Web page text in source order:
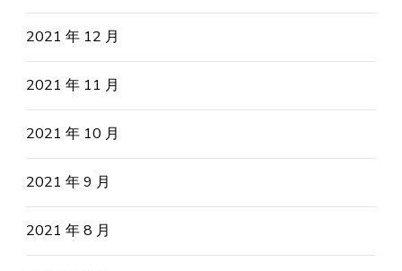
2021 年 12 月
2021 年 11 月
2021 年 10 月
2021 年 9 月
2021 年 8 月